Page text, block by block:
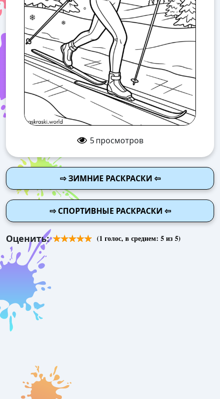
5 просмотров
⇨ ЗИМНИЕ РАСКРАСКИ ⇦
⇨ СПОРТИВНЫЕ РАСКРАСКИ ⇦
Оценить: (1 голос, в среднем: 5из 5)